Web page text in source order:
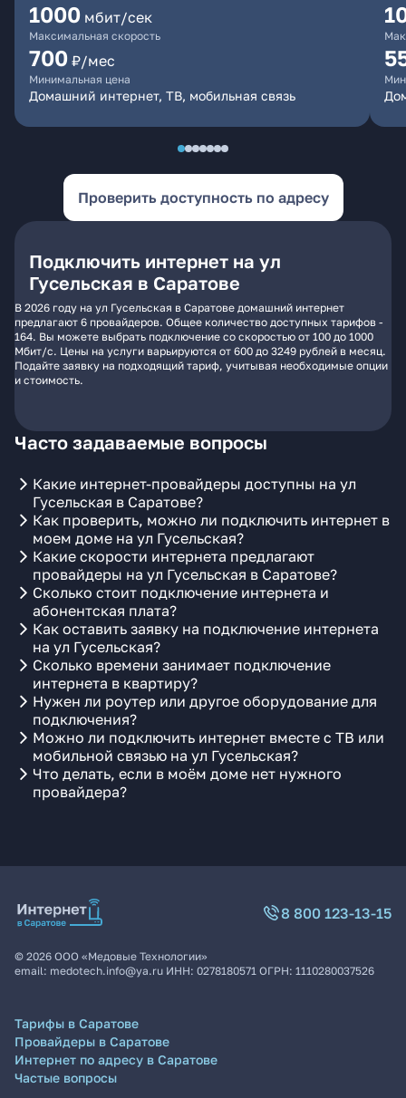
1000 мбит/сек
Максимальная скорость
700 ₽/мес
Минимальная цена
Домашний интернет, ТВ, мобильная связь
Проверить доступность по адресу
Подключить интернет на ул
Гусельская в Саратове
В 2026 году на ул Гусельская в Саратове домашний интернет
предлагают 6 провайдеров. Общее количество доступных тарифов -
164. Вы можете выбрать подключение со скоростью от 100 до 1000
Мбит/с. Цены на услуги варьируются от 600 до 3249 рублей в месяц.
Подайте заявку на подходящий тариф, учитывая необходимые опции
и стоимость.
Часто задаваемые вопросы
Какие интернет-провайдеры доступны на ул
Гусельская в Саратове?
Как проверить, можно ли подключить интернет в
моем доме на ул Гусельская?
Какие скорости интернета предлагают
провайдеры на ул Гусельская в Саратове?
Сколько стоит подключение интернета и
абонентская плата?
Как оставить заявку на подключение интернета
на ул Гусельская?
Сколько времени занимает подключение
интернета в квартиру?
Нужен ли роутер или другое оборудование для
подключения?
Можно ли подключить интернет вместе с ТВ или
мобильной связью на ул Гусельская?
Что делать, если в моём доме нет нужного
провайдера?
8 800 123-13-15
© 2026 ООО «Медовые Технологии»
email: medotech.info@ya.ru ИНН: 0278180571 ОГРН: 1110280037526
Тарифы в Саратове
Провайдеры в Саратове
Интернет по адресу в Саратове
Частые вопросы